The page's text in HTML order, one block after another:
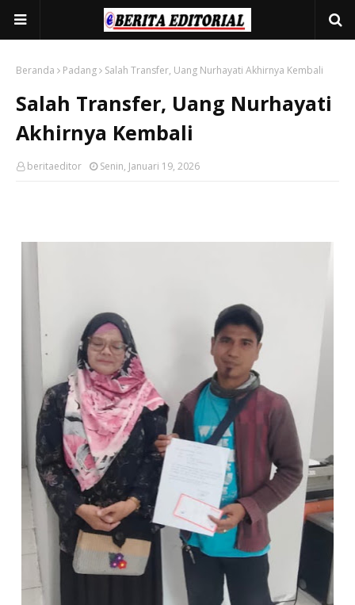
Beranda Padang Salah Transfer, Uang Nurhayati Akhirnya Kembali
Salah Transfer, Uang Nurhayati
Akhirnya Kembali
beritaeditor Senin, Januari 19, 2026